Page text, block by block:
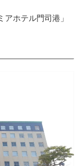
ホテル門司港」